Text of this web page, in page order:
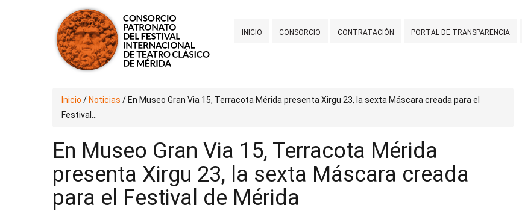
INICIO CONSORCIO CONTRATACIÓN PORTAL DE TRANSPARENCIA
Inicio / Noticias / En Museo Gran Via 15, Terracota Mérida presenta Xirgu 23, la sexta Máscara creada para el
Festival...
En Museo Gran Via 15, Terracota Mérida
presenta Xirgu 23, la sexta Máscara creada
para el Festival de Mérida